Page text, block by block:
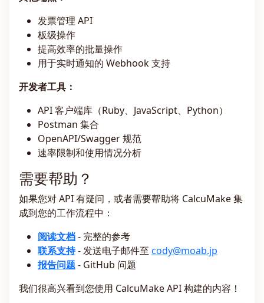
发票管理 API
板级操作
提高效率的批量操作
用于实时通知的 Webhook 支持
开发者工具：
API 客户端库（Ruby、JavaScript、Python）
Postman 集合
OpenAPI/Swagger 规范
速率限制和使用情况分析
需要帮助？
如果您对 API 有疑问，或者需要帮助将 CalcuMake 集
成到您的工作流程中：
阅读文档- 完整的参考
联系支持- 发送电子邮件至 cody@moab.jp
报告问题- GitHub 问题
我们很高兴看到您使用 CalcuMake API 构建的内容！